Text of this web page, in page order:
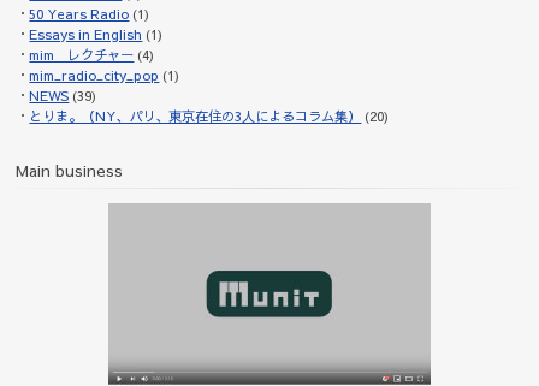
50 Years Radio (1)
Essays in English (1)
mim レクチャー (4)
mim_radio_city_pop (1)
NEWS (39)
とりま。（NY、パリ、東京在住の3人によるコラム集）
(20)
Main business